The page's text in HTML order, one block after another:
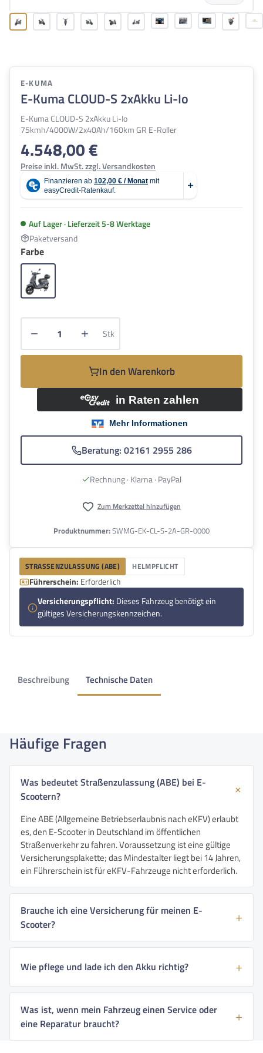
E-KUMA
E-Kuma CLOUD-S 2xAkku Li-Io
E-Kuma CLOUD-S 2xAkku Li-Io
75kmh/4000W/2x40Ah/160km GR E-Roller
Regulärer Preis:
4.548,00 €
Preise inkl. MwSt. zzgl. Versandkosten
Auf Lager · Lieferzeit 5-8 Werktage
Paketversand
Farbeauswählen
Grau
Produkt Anzahl: Gib den gewünschten
Stk
In den Warenkorb
Beratung: 02161 2955 286
Rechnung · Klarna · PayPal
Zum Merkzettel hinzufügen
Produktnummer:SWMG-EK-CL-S-2A-GR-0000
STRASSENZULASSUNG (ABE) HELMPFLICHT
Führerschein: Erforderlich
Versicherungspflicht: Dieses Fahrzeug benötigt ein
gültiges Versicherungskennzeichen.
Beschreibung Technische Daten
Häufige Fragen
Was bedeutet Straßenzulassung (ABE) bei E-
Scootern?
Eine ABE (Allgemeine Betriebserlaubnis nach eKFV) erlaubt
es, den E-Scooter in Deutschland im öffentlichen
Straßenverkehr zu fahren. Voraussetzung ist eine gültige
Versicherungsplakette; das Mindestalter liegt bei 14 Jahren,
ein Führerschein ist für eKFV-Fahrzeuge nicht erforderlich.
Brauche ich eine Versicherung für meinen E-
Scooter?
Wie pflege und lade ich den Akku richtig?
Was ist, wenn mein Fahrzeug einen Service oder
eine Reparatur braucht?